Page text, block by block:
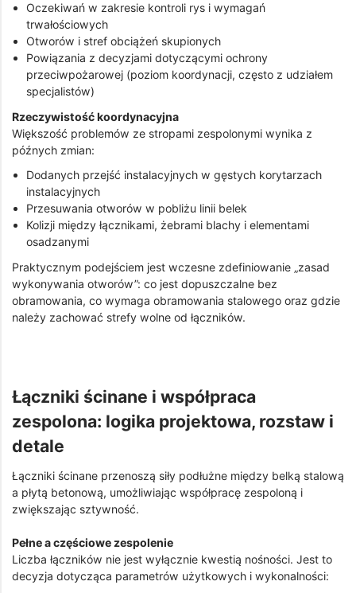
Oczekiwań w zakresie kontroli rys i wymagań
trwałościowych
Otworów i stref obciążeń skupionych
Powiązania z decyzjami dotyczącymi ochrony
przeciwpożarowej (poziom koordynacji, często z udziałem
specjalistów)
Rzeczywistość koordynacyjna
Większość problemów ze stropami zespolonymi wynika z
późnych zmian:
Dodanych przejść instalacyjnych w gęstych korytarzach
instalacyjnych
Przesuwania otworów w pobliżu linii belek
Kolizji między łącznikami, żebrami blachy i elementami
osadzanymi
Praktycznym podejściem jest wczesne zdefiniowanie „zasad
wykonywania otworów”: co jest dopuszczalne bez
obramowania, co wymaga obramowania stalowego oraz gdzie
należy zachować strefy wolne od łączników.
Łączniki ścinane i współpraca
zespolona: logika projektowa, rozstaw i
detale
Łączniki ścinane przenoszą siły podłużne między belką stalową
a płytą betonową, umożliwiając współpracę zespoloną i
zwiększając sztywność.
Pełne a częściowe zespolenie
Liczba łączników nie jest wyłącznie kwestią nośności. Jest to
decyzja dotycząca parametrów użytkowych i wykonalności: